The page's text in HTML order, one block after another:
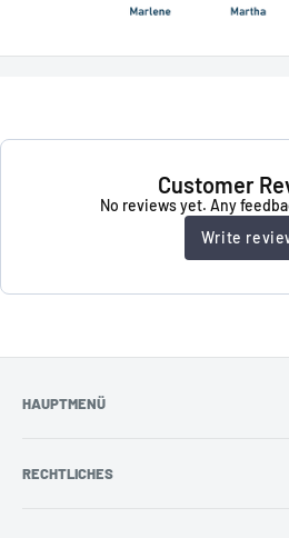
Customer
No reviews yet. Any
Write
HAUPTMENÜ
Distanzhülsen
RECHTLICHES